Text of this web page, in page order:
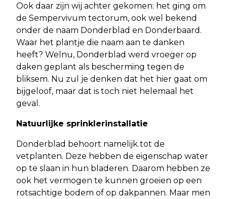
Ook daar zijn wij achter gekomen: het ging om
de Sempervivum tectorum, ook wel bekend
onder de naam Donderblad en Donderbaard.
Waar het plantje die naam aan te danken
heeft? Welnu, Donderblad werd vroeger op
daken geplant als bescherming tegen de
bliksem. Nu zul je denken dat het hier gaat om
bijgeloof, maar dat is toch niet helemaal het
geval.
Natuurlijke sprinklerinstallatie
Donderblad behoort namelijk tot de
vetplanten. Deze hebben de eigenschap water
op te slaan in hun bladeren. Daarom hebben ze
ook het vermogen te kunnen groeien op een
rotsachtige bodem of op dakpannen. Maar men